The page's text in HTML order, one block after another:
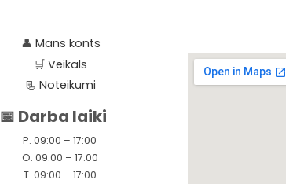
👤 Mans konts
🛒Veikals
📃Noteikumi
📅 Darba laiki
P. 09:00 – 17:00
O. 09:00 – 17:00
T. 09:00 – 17:00